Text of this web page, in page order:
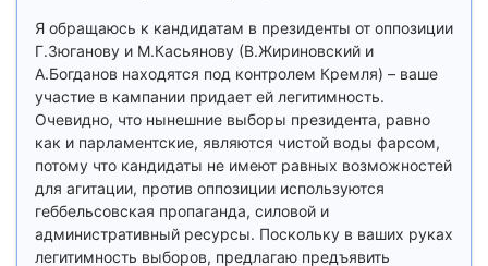
Я обращаюсь к кандидатам в президенты от оппозиции
Г.Зюганову и М.Касьянову (В.Жириновский и
А.Богданов находятся под контролем Кремля) – ваше
участие в кампании придает ей легитимность.
Очевидно, что нынешние выборы президента, равно
как и парламентские, являются чистой воды фарсом,
потому что кандидаты не имеют равных возможностей
для агитации, против оппозиции используются
геббельсовская пропаганда, силовой и
административный ресурсы. Поскольку в ваших руках
легитимность выборов, предлагаю предъявить